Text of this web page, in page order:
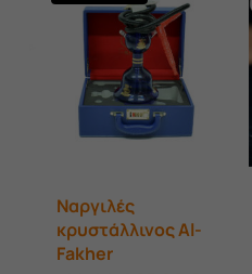
Ναργιλές
κρυστάλλινος Al-
Fakher